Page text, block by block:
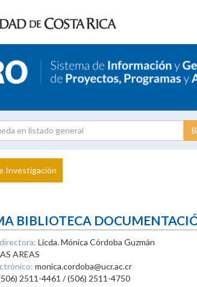
Investigador
Investigación
BIBLIOTECA
Licda. Mónica Córdoba Guzmán
AREAS
monica.cordoba@ucr.ac.cr
2511-4461 / (506) 2511-4750